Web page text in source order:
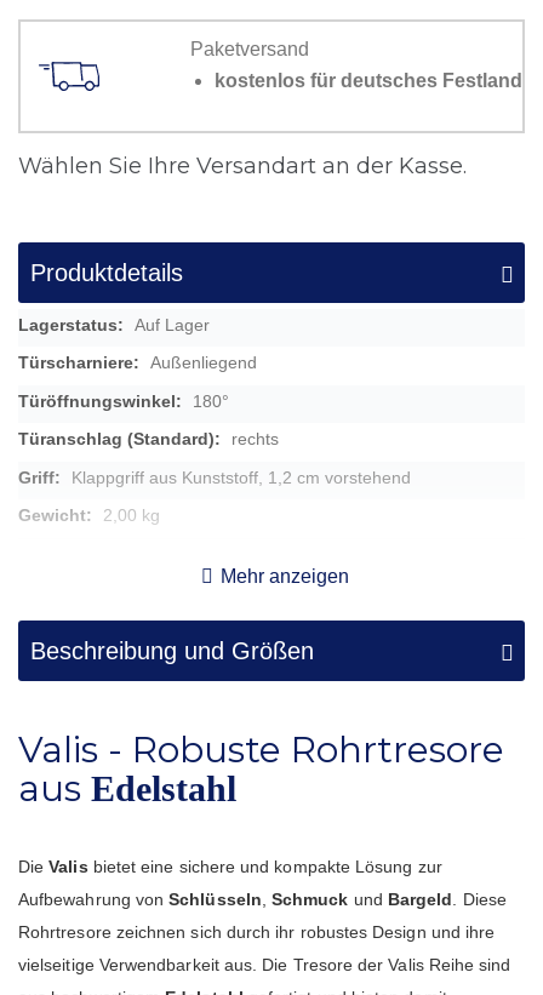
Paketversand
kostenlos für deutsches Festland
Wählen Sie Ihre Versandart an der Kasse.
Produktdetails
Mehr
Informationen
Auf Lager
Außenliegend
180°
rechts
Klappgriff aus Kunststoff, 1,2 cm vorstehend
2,00 kg
Mehr anzeigen
Beschreibung und Größen
Valis - Robuste Rohrtresore
aus Edelstahl
DieValis bietet eine sichere und kompakte Lösung zur
Aufbewahrung vonSchlüsseln ,Schmuck und Bargeld . Diese
Rohrtresore zeichnen sich durch ihr robustes Design und ihre
vielseitige Verwendbarkeit aus. Die Tresore der Valis Reihe sind